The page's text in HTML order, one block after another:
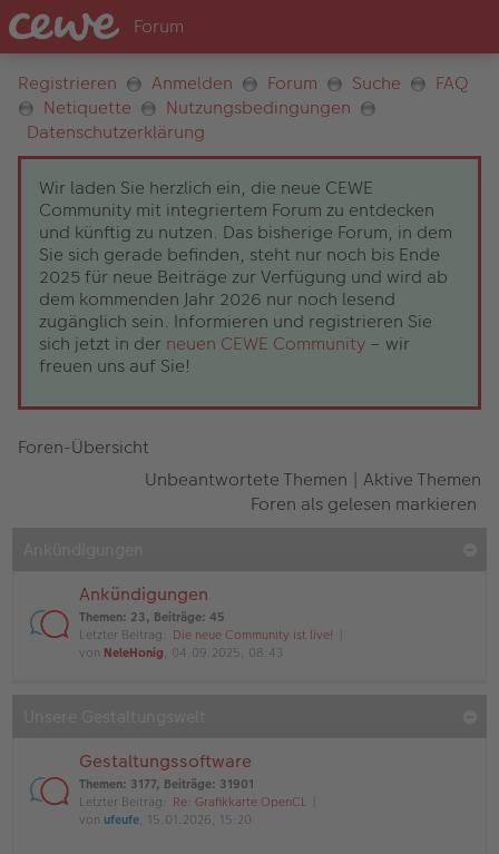
Registrieren Anmelden Forum Suche
FAQ
Netiquette
Nutzungsbedingungen
Datenschutzerklärung
Wir laden Sie herzlich ein, die neue CEWE
Community mit integriertem Forum zu entdecken
und künftig zu nutzen. Das bisherige Forum, in dem
Sie sich gerade befinden, steht nur noch bis Ende
2025 für neue Beiträge zur Verfügung und wird ab
dem kommenden Jahr 2026 nur noch lesend
zugänglich sein. Informieren und registrieren Sie
sich jetzt in der neuen CEWE Community – wir
freuen uns auf Sie!
Foren-Übersicht
Unbeantwortete Themen | Aktive Themen
Foren als gelesen markieren
Ankündigungen
Themen: 23, Beiträge: 45
Letzter Beitrag: Die neue Community ist live!
von NeleHonig, 04.09.2025, 08:43
Gestaltungssoftware
Themen: 3177, Beiträge: 31901
Letzter Beitrag: Re: Grafikkarte OpenCL
von ufeufe, 15.01.2026, 15:20